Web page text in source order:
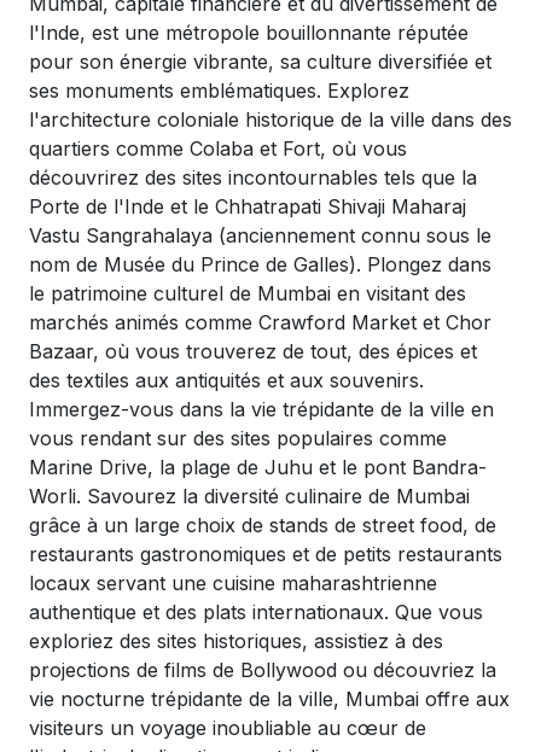
l'Inde, est une métropole bouillonnante réputée
pour son énergie vibrante, sa culture diversifiée et
ses monuments emblématiques. Explorez
l'architecture coloniale historique de la ville dans des
quartiers comme Colaba et Fort, où vous
découvrirez des sites incontournables tels que la
Porte de l'Inde et le Chhatrapati Shivaji Maharaj
Vastu Sangrahalaya (anciennement connu sous le
nom de Musée du Prince de Galles). Plongez dans
le patrimoine culturel de Mumbai en visitant des
marchés animés comme Crawford Market et Chor
Bazaar, où vous trouverez de tout, des épices et
des textiles aux antiquités et aux souvenirs.
Immergez-vous dans la vie trépidante de la ville en
vous rendant sur des sites populaires comme
Marine Drive, la plage de Juhu et le pont Bandra-
Worli. Savourez la diversité culinaire de Mumbai
grâce à un large choix de stands de street food, de
restaurants gastronomiques et de petits restaurants
locaux servant une cuisine maharashtrienne
authentique et des plats internationaux. Que vous
exploriez des sites historiques, assistiez à des
projections de films de Bollywood ou découvriez la
vie nocturne trépidante de la ville, Mumbai offre aux
visiteurs un voyage inoubliable au cœur de